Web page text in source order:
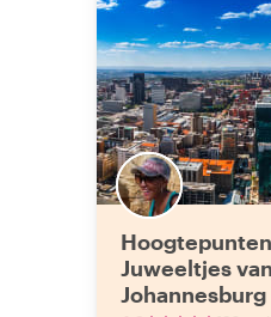
Juweeltjes van
Johannesburg